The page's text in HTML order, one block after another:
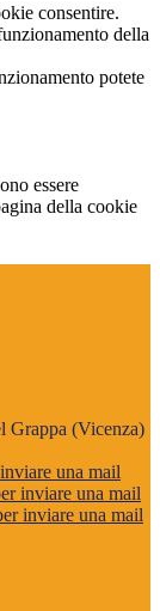
consentire.
della
potete
essere
della cookie
Grappa (Vicenza)
una mail
inviare una mail
inviare una mail